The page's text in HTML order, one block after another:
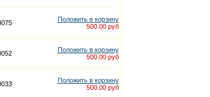
Положить в корзину
500.00 руб
Положить в корзину
500.00 руб
Положить в корзину
500.00 руб